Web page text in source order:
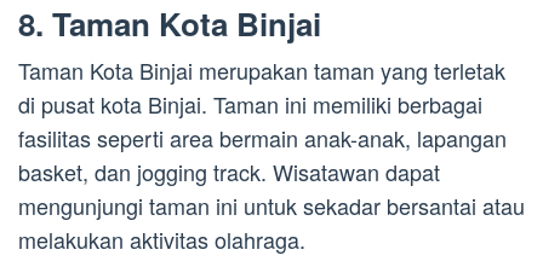
8. Taman Kota Binjai
Taman Kota Binjai merupakan taman yang terletak
di pusat kota Binjai. Taman ini memiliki berbagai
fasilitas seperti area bermain anak-anak, lapangan
basket, dan jogging track. Wisatawan dapat
mengunjungi taman ini untuk sekadar bersantai atau
melakukan aktivitas olahraga.